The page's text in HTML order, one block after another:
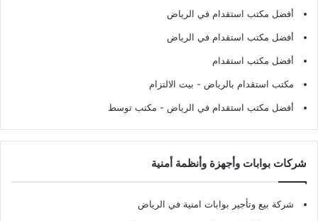
أفضل مكتب استقدام في الرياض
أفضل مكتب استقدام في الرياض
أفضل مكتب استقدام
مكتب استقدام بالرياض - بيت الالتزام
أفضل مكتب استقدام في الرياض - مكتب توسط
شركات بوابات وأجهزة وأنظمة أمنية
شركة بيع وتأجير بوابات امنية في الرياض